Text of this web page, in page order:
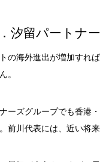
汐留パートナ
の海外進出が増加すれ
。
ーズグループでも香港
前川代表には、近い将